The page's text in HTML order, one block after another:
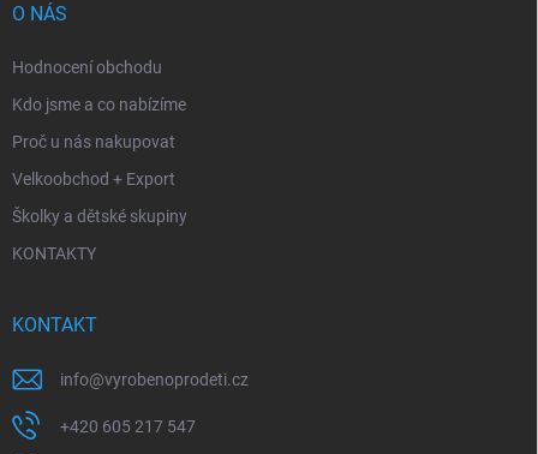
O NÁS
Hodnocení obchodu
Kdo jsme a co nabízíme
Proč u nás nakupovat
Velkoobchod + Export
Školky a dětské skupiny
KONTAKTY
KONTAKT
info@vyrobenoprodeti.cz
+420 605 217 547